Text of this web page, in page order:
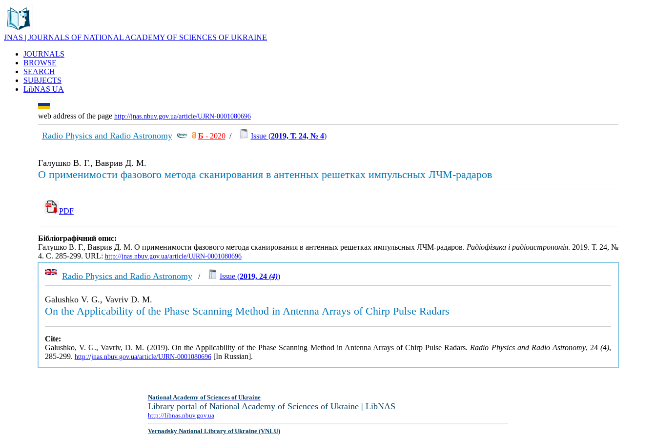
JNAS | JOURNALS OF NATIONAL ACADEMY OF SCIENCES OF UKRAINE
JOURNALS
BROWSE
SEARCH
SUBJECTS
LibNAS UA
web address of the page http://jnas.nbuv.gov.ua/article/UJRN-0001080696
Radio Physics and Radio Astronomy Б - 2020/ Issue (2019, Т. 24, № 4)
Галушко В. Г., Ваврив Д. М.
О применимости фазового метода сканирования в антенных решетках импульсных ЛЧМ-радаров
PDF
Бібліографічний опис:
Галушко В. Г., Ваврив Д. М. О применимости фазового метода сканирования в антенных решетках импульсных ЛЧМ-радаров. Радіофізика і радіоастрономія. 2019. Т. 24, №
4. С. 285-299. URL: http://jnas.nbuv.gov.ua/article/UJRN-0001080696
Radio Physics and Radio Astronomy/ Issue (2019, 24 (4))
Galushko V. G., Vavriv D. M.
On the Applicability of the Phase Scanning Method in Antenna Arrays of Chirp Pulse Radars
Cite:
Galushko, V. G., Vavriv, D. M. (2019). On the Applicability of the Phase Scanning Method in Antenna Arrays of Chirp Pulse Radars. Radio Physics and Radio Astronomy, 24(4),
285-299. http://jnas.nbuv.gov.ua/article/UJRN-0001080696[In Russian].
National Academy of Sciences of Ukraine
Library portal of National Academy of Sciences of Ukraine | LibNAS
http://libnas.nbuv.gov.ua
Vernadsky National Library of Ukraine (VNLU)